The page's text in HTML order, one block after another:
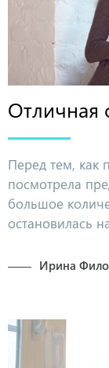
Отличная
Перед тем, как
посмотрела
большое
остановилась
Ирина